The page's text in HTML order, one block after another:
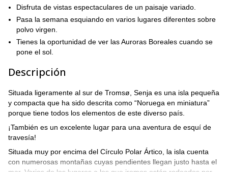
Disfruta de vistas espectaculares de un paisaje variado.
Pasa la semana esquiando en varios lugares diferentes sobre
polvo virgen.
Tienes la oportunidad de ver las Auroras Boreales cuando se
pone el sol.
Descripción
Situada ligeramente al sur de Tromsø, Senja es una isla pequeña
y compacta que ha sido descrita como “Noruega en miniatura”
porque tiene todos los elementos de este diverso país.
¡También es un excelente lugar para una aventura de esquí de
travesía!
Situada muy por encima del Círculo Polar Ártico, la isla cuenta
con numerosas montañas cuyas pendientes llegan justo hasta el